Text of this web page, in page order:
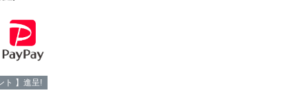
ト 】進呈!